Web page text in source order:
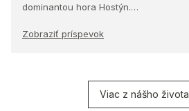
dominantou hora Hostýn.…
Zobraziť príspevok
Viac z nášho života